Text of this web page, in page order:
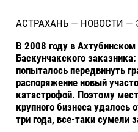
АСТРАХАНЬ — НОВОСТИ
В 2008 году в Ахтубинском
Баскунчакского
попыталось передвинуть
распоряжение новый
катастрофой. Поэтому
крупного бизнеса
три года, все-таки сумели